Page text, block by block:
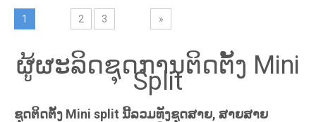
1 2 3 »
ຜູ້ຜະລິດຊຸດການຕິດຕັ້ງ Mini
Split
ຊຸດຕິດຕັ້ງ Mini split ນີ້ລວມທັງຊຸດສາຍ, ສາຍສາຍ